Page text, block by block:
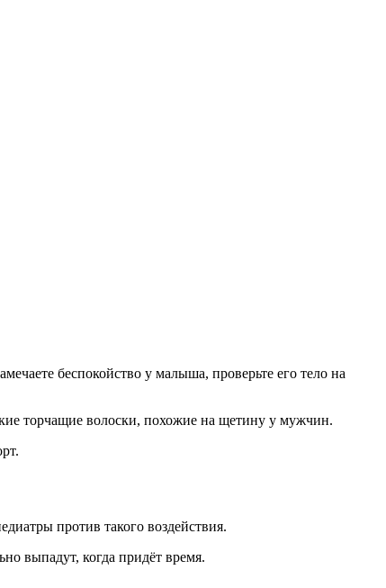
беспокойство у малыша, проверьте его тело на
торчащие волоски, похожие на щетину у мужчин.
против такого воздействия.
выпадут, когда придёт время.